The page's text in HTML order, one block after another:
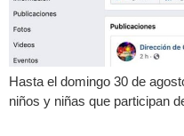
Hasta el domingo 30 de
niños y niñas que participan